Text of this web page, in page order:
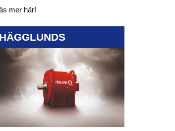
mer här!
HÄGGLUNDS